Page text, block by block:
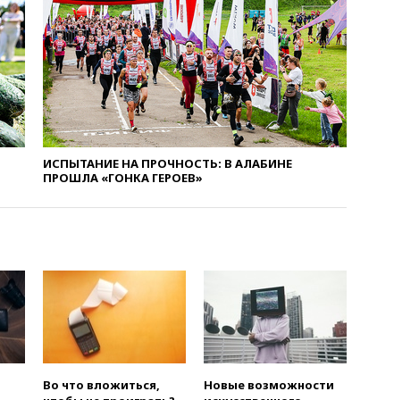
11:37В Ярославской области
обломки БПЛА упали в
резервуары НПЗ
11:19МИД России ответил на
критику мэра Хиросимы в
годовщину ядерной
бомбардировки
10:57Оверчук заявил о
сокращении товарооборота
трети
сохранить пост
Роскачество нашло
кишечную палочку в бургерах
пяти популярных сетей
фастфуда
основные версии
ИСПЫТАНИЕ НА ПРОЧНОСТЬ: В АЛАБИНЕ
ПРОШЛА «ГОНКА ГЕРОЕВ»
Во что вложиться,
Новые возможности